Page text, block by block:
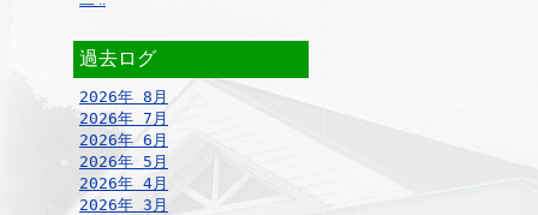
過去ログ
2026年 8月
2026年 7月
2026年 6月
2026年 5月
2026年 4月
2026年 3月